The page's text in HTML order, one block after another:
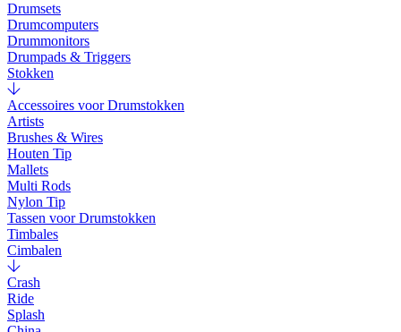
Drumsets
Drumcomputers
Drummonitors
Drumpads & Triggers
Stokken
Accessoires voor Drumstokken
Artists
Brushes & Wires
Houten Tip
Mallets
Multi Rods
Nylon Tip
Tassen voor Drumstokken
Timbales
Cimbalen
Crash
Ride
Splash